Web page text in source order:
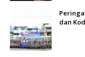
dan